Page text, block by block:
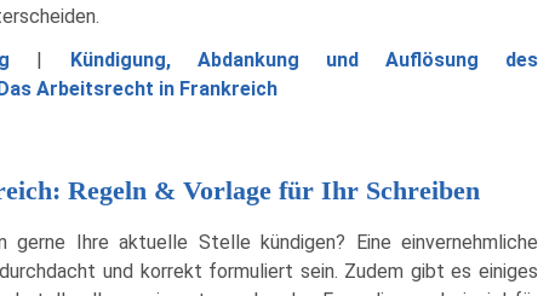
| Kündigung, Abdankung und Auflösung des
Arbeitsrecht in Frankreich
Regeln & Vorlage für Ihr Schreiben
gerne Ihre aktuelle Stelle kündigen? Eine einvernehmliche
und korrekt formuliert sein. Zudem gibt es einiges